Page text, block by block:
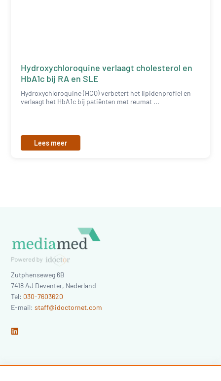
Hydroxychloroquine verlaagt cholesterol en
HbA1c bij RA en SLE
Hydroxychloroquine (HCQ) verbetert het lipidenprofiel en
verlaagt het HbA1c bij patiënten met reumat ...
Lees meer
Zutphenseweg 6B
7418 AJ Deventer, Nederland
Tel: 030-7603620
E-mail:staff@idoctornet.com